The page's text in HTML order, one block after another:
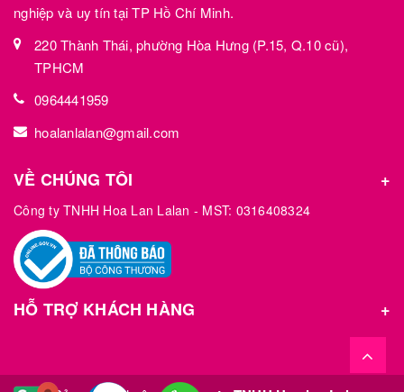
nghiệp và uy tín tại TP Hồ Chí Minh.
220 Thành Thái, phường Hòa Hưng (P.15, Q.10 cũ),
TPHCM
0964441959
hoalanlalan@gmail.com
VỀ CHÚNG TÔI
Công ty TNHH Hoa Lan Lalan - MST: 0316408324
HỖ TRỢ KHÁCH HÀNG